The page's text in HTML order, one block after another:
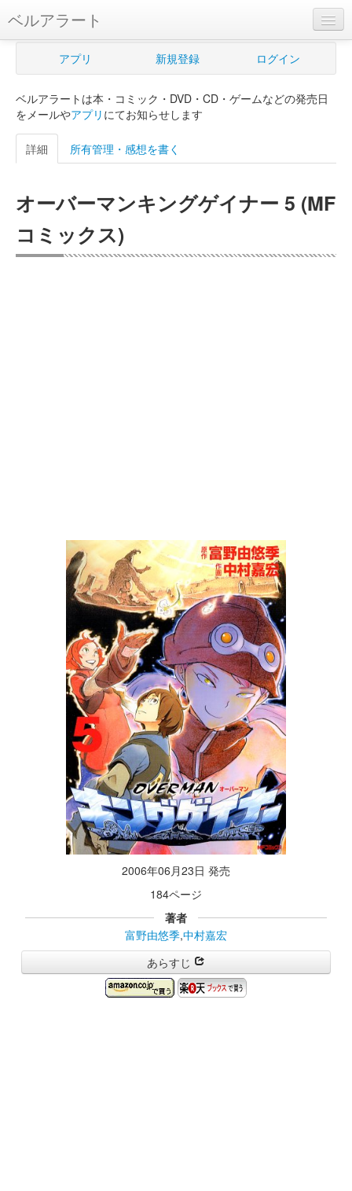
ベルアラート
ベルアラートとは
新規登録
ログイン
購入管理
Myシェルフ
アプリ 新規登録 ログイン
ベルアラートは本・コミック・DVD・CD・ゲームなどの発売日
をメールやアプリ にてお知らせします
詳細 所有管理・感想を書く
オーバーマンキングゲイナー 5 (MF
コミックス)
2006年06月23日 発売
184ページ
著者
富野由悠季,中村嘉宏
あらすじ